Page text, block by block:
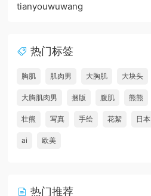
（@josephmrkao）（4.22GB）
tianyouwuwang
热门标签
胸肌 肌肉男 大胸肌 大块头
大胸肌肉男 捆版 腹肌 熊熊
壮熊 写真 手绘 花絮 日本
ai 欧美
热门推荐